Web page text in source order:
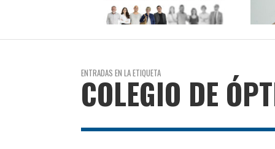
ENTRADAS EN LA ETIQUETA
COLEGIO DE